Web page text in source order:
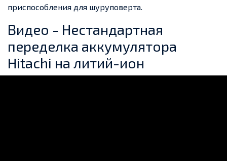
приспособления для шуруповерта.
Видео - Нестандартная
переделка аккумулятора
Hitachi на литий-ион